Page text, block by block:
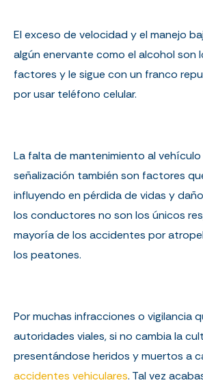
El exceso de velocidad y el manejo
algún enervante como el alcohol son
factores y le sigue con un franco
por usar teléfono celular.
La falta de mantenimiento al vehículo
señalización también son factores
influyendo en pérdida de vidas y
los conductores no son los únicos
mayoría de los accidentes por
los peatones.
Por muchas infracciones o vigilancia
autoridades viales, si no cambia la
presentándose heridos y muertos a
accidentes vehiculares. Tal vez